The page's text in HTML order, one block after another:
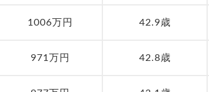
1006万円 42.9歳
971万円 42.8歳